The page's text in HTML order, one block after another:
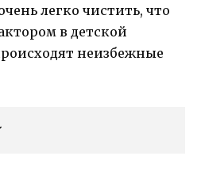
легко чистить, что
в детской
неизбежные